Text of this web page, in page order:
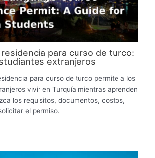
para curso de turco:
extranjeros
para curso de turco permite a los
vivir en Turquía mientras aprenden
los requisitos, documentos, costos,
el permiso.